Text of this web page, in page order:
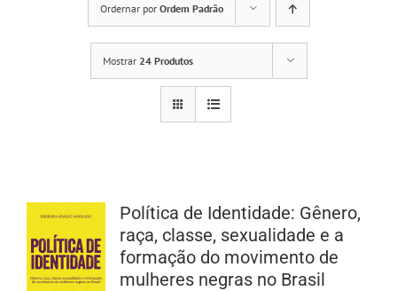
Sobre a Editora
Ordernar por Ordem Padrão
Mostrar 24 Produtos
Política de Identidade: Gênero,
raça, classe, sexualidade e a
formação do movimento de
mulheres negras no Brasil